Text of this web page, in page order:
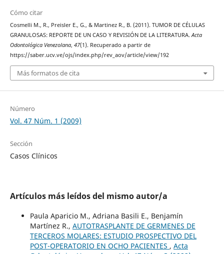
Cómo citar
Cosmelli M., R., Preisler E., G., & Martinez R., B. (2011). TUMOR DE CÉLULAS
GRANULOSAS: REPORTE DE UN CASO Y REVISIÓN DE LA LITERATURA.Acta
Odontológica Venezolana, 47(1). Recuperado a partir de
https://saber.ucv.ve/ojs/index.php/rev_aov/article/view/192
Más formatos de cita
Número
Vol. 47 Núm. 1 (2009)
Sección
Casos Clínicos
Artículos más leídos del mismo autor/a
Paula Aparicio M., Adriana Basili E., Benjamín
Martínez R., AUTOTRASPLANTE DE GERMENES DE
TERCEROS MOLARES: ESTUDIO PROSPECTIVO DEL
POST-OPERATORIO EN OCHO PACIENTES , Acta